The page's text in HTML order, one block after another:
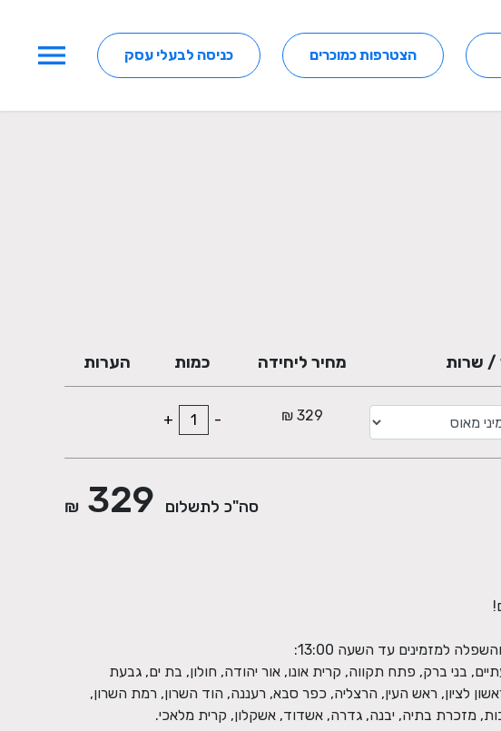
הצטרפות כמוכרים כניסה לבעלי עסק menu
/ שרות מחיר ליחידה כמות הערות
329 ₪
-
+
סה"כ לתשלום 329
₪
בני ברק, פתח תקווה, קרית אונו, אור יהודה, חולון, בת ים, גבעת
לציון, ראש העין, הרצליה, כפר סבא, רעננה, הוד השרון, רמת השרון,